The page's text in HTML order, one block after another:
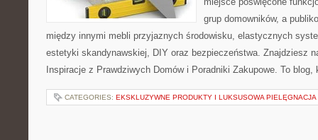
grup domowników, a
między innymi mebli przyjaznych środowisku, elastycznych
estetyki skandynawskiej, DIY oraz bezpieczeństwa. Znajdziesz
Inspiracje z Prawdziwych Domów i Poradniki Zakupowe. To
CATEGORIES: EKSKLUZYWNE PRODUKTY I LUKSUSOWA PIELĘGNACJA